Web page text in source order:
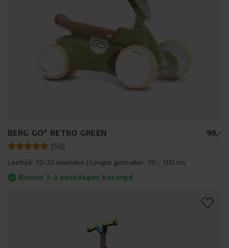
BERG GO² RETRO GREEN 99,-
(50)
Leeftijd: 10-30 maanden Lengte gebruiker: 70 - 100 cm
Binnen 1-2 werkdagen bezorgd